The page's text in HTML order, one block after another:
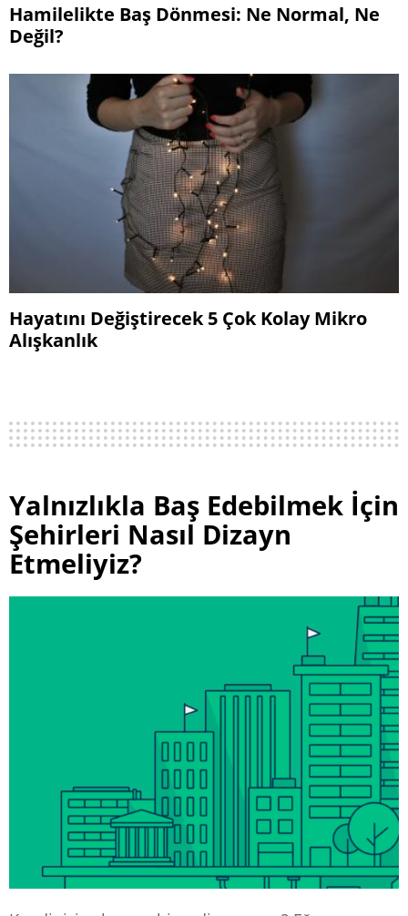
Hamilelikte Baş Dönmesi: Ne Normal, Ne
Değil?
Hayatını Değiştirecek 5 Çok Kolay Mikro
Alışkanlık
Yalnızlıkla Baş Edebilmek İçin
Şehirleri Nasıl Dizayn
Etmeliyiz?